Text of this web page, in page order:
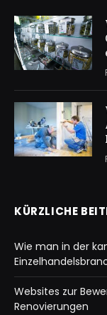
KÜRZLICHE
Wie man in der
Websites zur
Renovierungen